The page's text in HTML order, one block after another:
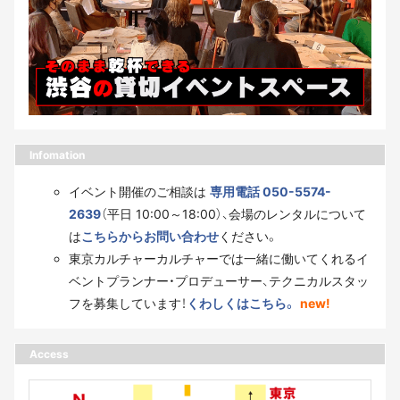
Infomation
イベント開催のご相談は 専用電話 050-5574-
2639（平日 10:00～18:00）、会場のレンタルについて
はこちらからお問い合わせください。
東京カルチャーカルチャーでは一緒に働いてくれるイ
ベントプランナー・プロデューサー、テクニカルスタッ
フを募集しています！ くわしくはこちら。 new!
Access